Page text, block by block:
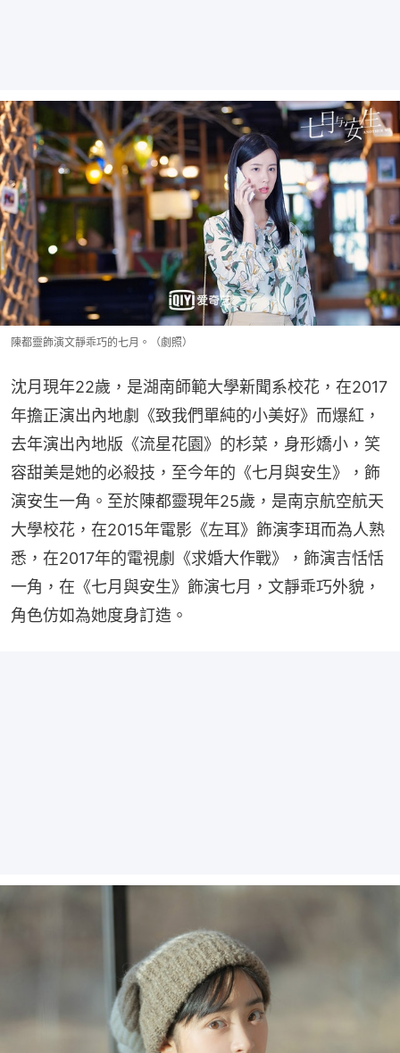
陳都靈飾演文靜乖巧的七月。（劇照）
沈月現年22歲，是湖南師範大學新聞系校花，在2017
年擔正演出內地劇《致我們單純的小美好》而爆紅，
去年演出內地版《流星花園》的杉菜，身形嬌小，笑
容甜美是她的必殺技，至今年的《七月與安生》，飾
演安生一角。至於陳都靈現年25歲，是南京航空航天
大學校花，在2015年電影《左耳》飾演李珥而為人熟
悉，在2017年的電視劇《求婚大作戰》，飾演吉恬恬
一角，在《七月與安生》飾演七月，文靜乖巧外貌，
角色仿如為她度身訂造。